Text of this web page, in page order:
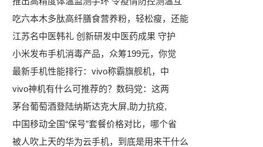
吃六本木多肽高纤膳食营养粉，轻松瘦，还能
江苏名中医韩礼 创新研发中医药成果 守护
小米发布手机消毒产品，众筹199元，你觉
最新手机性能排行：vivo称霸旗舰机，中
vivo神机有什么可推荐的？数码党：这两
​茅台葡萄酒登陆纳斯达克大屏,助力抗疫,
中国移动全国“保号”套餐价格对比，哪个省
被人吹上天的华为云手机，到底是用来干什么